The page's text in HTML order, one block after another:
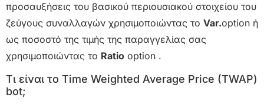
προσαυξήσεις του βασικού περιουσιακού στοιχείου του
ζεύγους συναλλαγών χρησιμοποιώντας το Var.option ή
ως ποσοστό της τιμής της παραγγελίας σας
χρησιμοποιώντας το Ratio option .
Τι είναι το Time Weighted Average Price (TWAP)
bot;